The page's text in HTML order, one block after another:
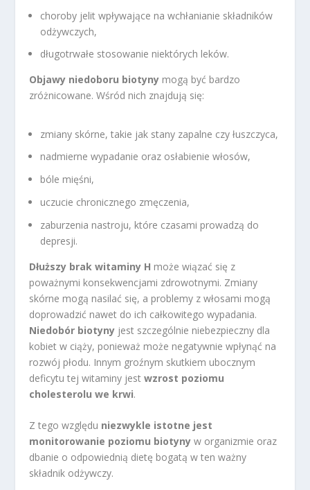
choroby jelit wpływające na wchłanianie składników
odżywczych,
długotrwałe stosowanie niektórych leków.
Objawy niedoboru biotyny mogą być bardzo
zróżnicowane. Wśród nich znajdują się:
zmiany skórne, takie jak stany zapalne czy łuszczyca,
nadmierne wypadanie oraz osłabienie włosów,
bóle mięśni,
uczucie chronicznego zmęczenia,
zaburzenia nastroju, które czasami prowadzą do
depresji.
Dłuższy brak witaminy H może wiązać się z
poważnymi konsekwencjami zdrowotnymi. Zmiany
skórne mogą nasilać się, a problemy z włosami mogą
doprowadzić nawet do ich całkowitego wypadania.
Niedobór biotyny jest szczególnie niebezpieczny dla
kobiet w ciąży, ponieważ może negatywnie wpłynąć na
rozwój płodu. Innym groźnym skutkiem ubocznym
deficytu tej witaminy jestwzrost poziomu
cholesterolu we krwi.
Z tego względu niezwykle istotne jest
monitorowanie poziomu biotyny w organizmie oraz
dbanie o odpowiednią dietę bogatą w ten ważny
składnik odżywczy.